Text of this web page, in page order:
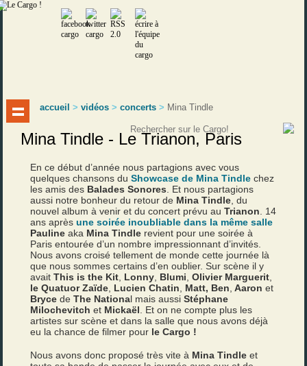
accueil >vidéos >concerts > Mina Tindle
Mina Tindle - Le Trianon, Paris
En ce début d’année nous partagions avec vous
quelques chansons duShowcase de Mina Tindle chez
les amis des Balades Sonores . Et nous partagions
aussi notre bonheur du retour de Mina Tindle , du
nouvel album à venir et du concert prévu auTrianon . 14
ans aprèsune soirée inoubliable dans la même salle
Paulineaka Mina Tindle revient pour une soirée à
Paris entourée d’un nombre impressionnant d’invités.
Nous avons croisé tellement de monde cette journée là
que nous sommes certains d’en oublier. Sur scène il y
avaitThis is the Kit Lonny Blumi ,Olivier Marguerit
le Quatuor Zaïde Lucien Chatin Matt, Ben Aaron et
BrycedeThe National mais aussiStéphane
Milochevitch et Mickaël . Et on ne compte plus les
artistes sur scène et dans la salle que nous avons déjà
eu la chance de filmer pour le Cargo !
Nous avons donc proposé très vite à Mina Tindle et